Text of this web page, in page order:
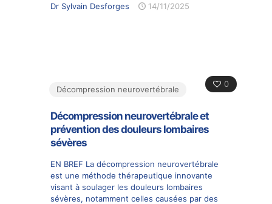
Dr Sylvain Desforges 14/11/2025
0
Décompression neurovertébrale
Décompression neurovertébrale et
prévention des douleurs lombaires
sévères
EN BREF La décompression neurovertébrale
est une méthode thérapeutique innovante
visant à soulager les douleurs lombaires
sévères, notamment celles causées par des